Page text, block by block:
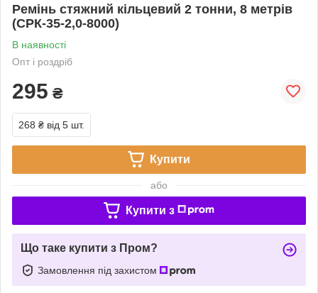
Ремінь стяжний кільцевий 2 тонни, 8 метрів
(СРК-35-2,0-8000)
В наявності
Опт і роздріб
295 ₴
268 ₴ від 5 шт.
Купити
або
Купити з
Що таке купити з Пром?
Замовлення під захистом